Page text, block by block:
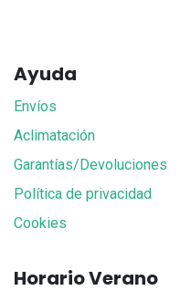
Ayuda
Envíos
Aclimatación
Garantías/Devoluciones
Política de privacidad
Cookies
Horario Verano